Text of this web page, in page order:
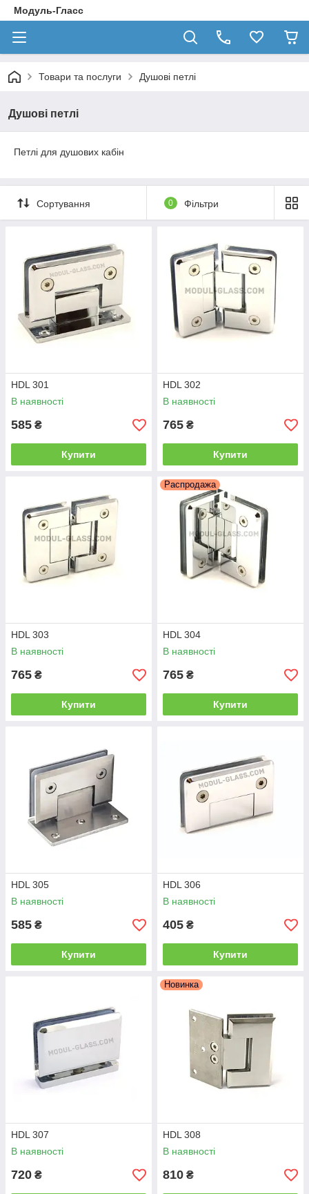
Модуль-Гласс
Товари та послуги Душові петлі
Душові петлі
Петлі для душових кабін
Сортування 0 Фільтри
HDL 301
В наявності
585 ₴
Купити
HDL 302
В наявності
765 ₴
Купити
HDL 303
В наявності
765 ₴
Купити
Распродажа
HDL 304
В наявності
765 ₴
Купити
HDL 305
В наявності
585 ₴
Купити
HDL 306
В наявності
405 ₴
Купити
HDL 307
В наявності
720 ₴
Новинка
HDL 308
В наявності
810 ₴